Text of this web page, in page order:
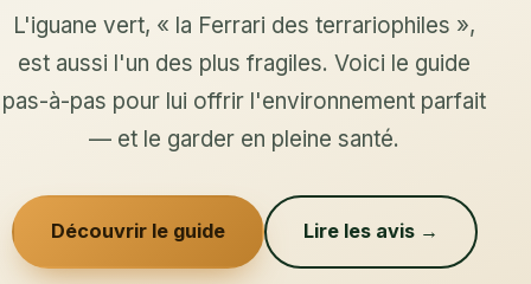
L'iguane vert, « la Ferrari des terrariophiles »,
est aussi l'un des plus fragiles. Voici le guide
pas-à-pas pour lui offrir l'environnement parfait
— et le garder en pleine santé.
Découvrir le guide Lire les avis →